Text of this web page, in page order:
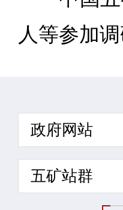
人等参加调
政府网站
五矿站群